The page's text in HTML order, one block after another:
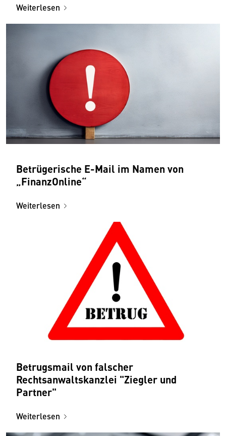
Weiterlesen
Betrügerische E-Mail im Namen von
„FinanzOnline“
Weiterlesen
Betrugsmail von falscher
Rechtsanwaltskanzlei "Ziegler und
Partner"
Weiterlesen